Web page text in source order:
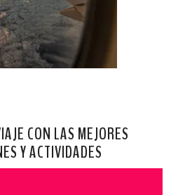
CON LAS MEJORES
Y ACTIVIDADES